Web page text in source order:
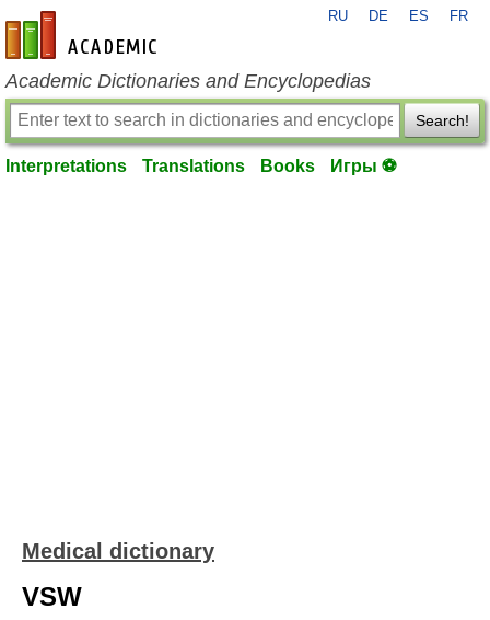
en-academic.com
RU DE ES FR
Academic Dictionaries and Encyclopedias
Search!
Interpretations Translations Books Игры ⚽
Medical dictionary
VSW